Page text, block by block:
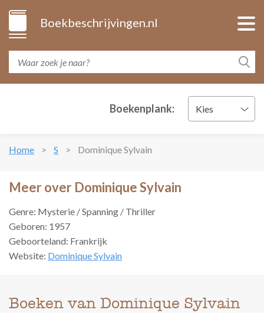
Boekbeschrijvingen.nl
Boekenplank: Kies
Home S Dominique Sylvain
Meer over Dominique Sylvain
Genre: Mysterie / Spanning / Thriller
Geboren: 1957
Geboorteland: Frankrijk
Website: Dominique Sylvain
Boeken van Dominique Sylvain